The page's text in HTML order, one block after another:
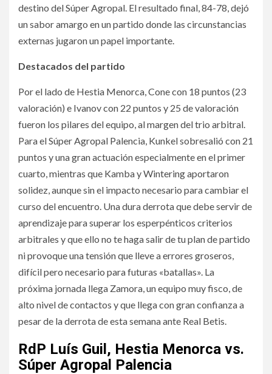
destino del Súper Agropal. El resultado final, 84-78, dejó
un sabor amargo en un partido donde las circunstancias
externas jugaron un papel importante.
Destacados del partido
Por el lado de Hestia Menorca, Cone con 18 puntos (23
valoración) e Ivanov con 22 puntos y 25 de valoración
fueron los pilares del equipo, al margen del trio arbitral.
Para el Súper Agropal Palencia, Kunkel sobresalió con 21
puntos y una gran actuación especialmente en el primer
cuarto, mientras que Kamba y Wintering aportaron
solidez, aunque sin el impacto necesario para cambiar el
curso del encuentro. Una dura derrota que debe servir de
aprendizaje para superar los esperpénticos criterios
arbitrales y que ello no te haga salir de tu plan de partido
ni provoque una tensión que lleve a errores groseros,
difícil pero necesario para futuras «batallas». La
próxima jornada llega Zamora, un equipo muy fisco, de
alto nivel de contactos y que llega con gran confianza a
pesar de la derrota de esta semana ante Real Betis.
RdP Luís Guil, Hestia Menorca vs.
Súper Agropal Palencia